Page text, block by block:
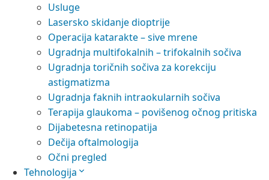
Usluge
Lasersko skidanje dioptrije
Operacija katarakte – sive mrene
Ugradnja multifokalnih – trifokalnih sočiva
Ugradnja toričnih sočiva za korekciju
astigmatizma
Ugradnja faknih intraokularnih sočiva
Terapija glaukoma – povišenog očnog pritiska
Dijabetesna retinopatija
Dečija oftalmologija
Očni pregled
Tehnologija